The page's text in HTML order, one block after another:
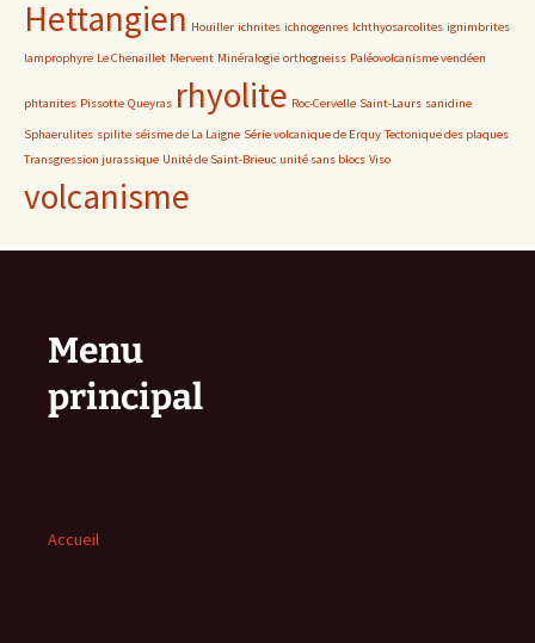
Hettangien Houiller ichnites ichnogenres Ichthyosarcolites ignimbrites
lamprophyre Le Chenaillet Mervent Minéralogie orthogneiss Paléovolcanisme vendéen
phtanites Pissotte Queyras rhyolite Roc-Cervelle Saint-Laurs sanidine
Sphaerulites spilite séisme de La Laigne Série volcanique de Erquy Tectonique des plaques
Transgression jurassique Unité de Saint-Brieuc unité sans blocs Viso
volcanisme
Menu
principal
Accueil